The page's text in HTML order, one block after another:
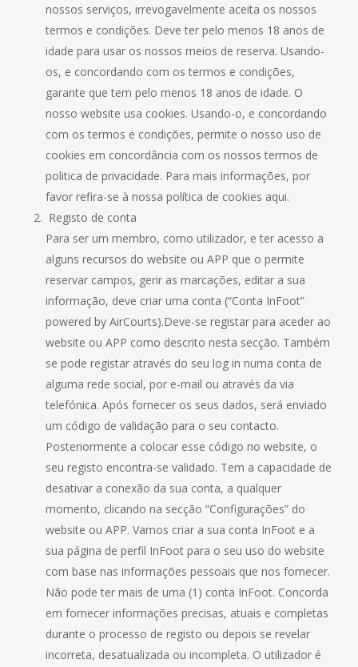
nossos serviços, irrevogavelmente aceita os nossos
termos e condições. Deve ter pelo menos 18 anos de
idade para usar os nossos meios de reserva. Usando-
os, e concordando com os termos e condições,
garante que tem pelo menos 18 anos de idade. O
nosso website usa cookies. Usando-o, e concordando
com os termos e condições, permite o nosso uso de
cookies em concordância com os nossos termos de
politica de privacidade. Para mais informações, por
favor refira-se à nossa política de cookies aqui.
Registo de conta
Para ser um membro, como utilizador, e ter acesso a
alguns recursos do website ou APP que o permite
reservar campos, gerir as marcações, editar a sua
informação, deve criar uma conta (“Conta InFoot”
powered by AirCourts).Deve-se registar para aceder ao
website ou APP como descrito nesta secção. Também
se pode registar através do seu log in numa conta de
alguma rede social, por e-mail ou através da via
telefónica. Após fornecer os seus dados, será enviado
um código de validação para o seu contacto.
Posteriormente a colocar esse código no website, o
seu registo encontra-se validado. Tem a capacidade de
desativar a conexão da sua conta, a qualquer
momento, clicando na secção “Configurações” do
website ou APP. Vamos criar a sua conta InFoot e a
sua página de perfil InFoot para o seu uso do website
com base nas informações pessoais que nos fornecer.
Não pode ter mais de uma (1) conta InFoot. Concorda
em fornecer informações precisas, atuais e completas
durante o processo de registo ou depois se revelar
incorreta, desatualizada ou incompleta. O utilizador é